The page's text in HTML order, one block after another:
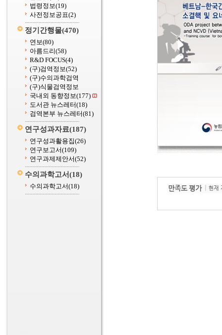
법령정보(19)
사전정보공표(2)
정기간행물(470)
연보(80)
아름드리(58)
R&D FOCUS(4)
(구)검역정보(52)
(구)수의과학검역
(구)식물검역정보
국내외 동향정보(177)
도서관 뉴스레터(18)
검역본부 뉴스레터(81)
연구성과자료(187)
연구성과활용집(26)
연구보고서(109)
연구과제제안서(52)
수의과학고서(18)
수의과학고서(18)